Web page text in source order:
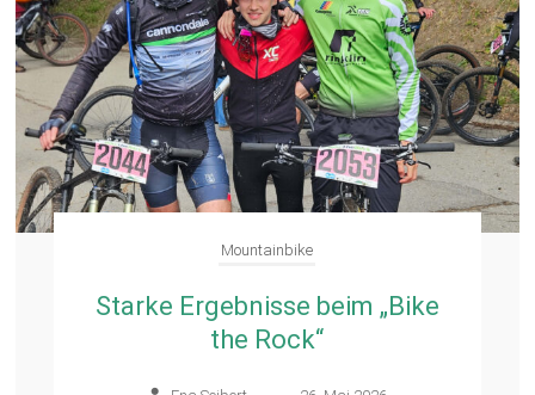
Mountainbike
Starke Ergebnisse beim „Bike
the Rock“